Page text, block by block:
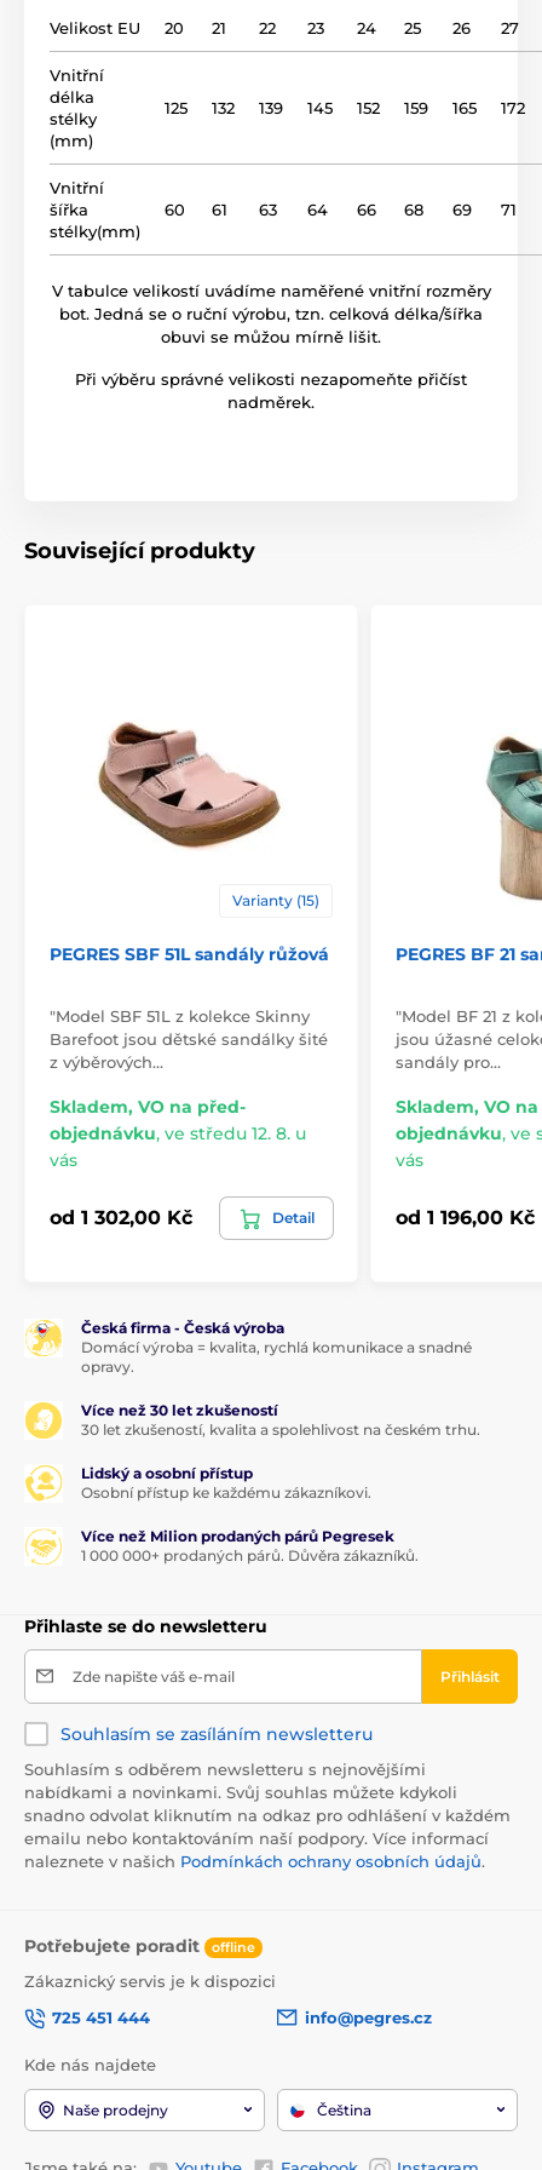
Produkt je zařazen v kategoriích
Sandály
podrážka
drop)
název modelu BF 51
Velikost EU 20 21 22 23 24 25 26 27
Vnitřní
délka
stélky
(mm)
125 132 139 145 152 159 165 172
Vnitřní
šířka
stélky(mm)
60 61 63 64 66 68 69 71
V tabulce velikostí uvádíme naměřené vnitřní rozměry
bot. Jedná se o ruční výrobu, tzn. celková délka/šířka
obuvi se můžou mírně lišit.
Při výběru správné velikosti nezapomeňte přičíst
nadměrek.
Související produkty
Varianty (15)
PEGRES SBF 51L sandály růžová
"Model SBF 51L z kolekce Skinny
Barefoot jsou dětské sandálky šité
z výběrových…
Skladem, VO na před-
objednávku, ve středu 12. 8. u
vás
od 1 302,00 Kč Detail
PEGRES BF 21
"Model BF 21 z
jsou úžasné
sandály pro…
Skladem, VO
objednávku, ve
vás
od 1 196,00 Kč
Česká firma - Česká výroba
Domácí výroba = kvalita, rychlá komunikace a snadné
opravy.
Více než 30 let zkušeností
30 let zkušeností, kvalita a spolehlivost na českém trhu.
Lidský a osobní přístup
Osobní přístup ke každému zákazníkovi.
Více než Milion prodaných párů Pegresek
1 000 000+ prodaných párů. Důvěra zákazníků.
Přihlaste se do newsletteru
Zde napište váš e-mail Přihlásit
Souhlasím se zasíláním newsletteru
Souhlasím s odběrem newsletteru s nejnovějšími
nabídkami a novinkami. Svůj souhlas můžete kdykoli
snadno odvolat kliknutím na odkaz pro odhlášení v každém
emailu nebo kontaktováním naší podpory. Více informací
naleznete v našich Podmínkách ochrany osobních údajů.
Potřebujete poradit offline
Zákaznický servis je k dispozici
725 451 444
info@pegres.cz
Kde nás najdete
Naše prodejny Čeština